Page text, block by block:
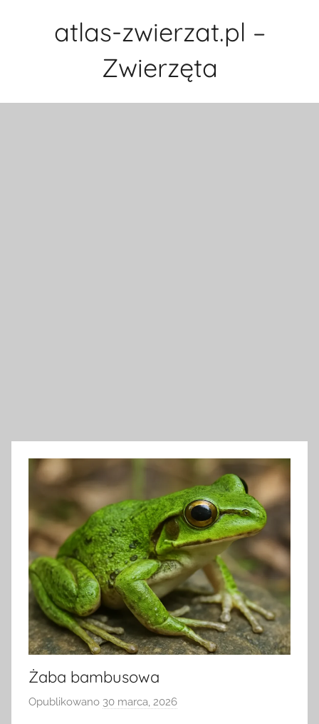
atlas-zwierzat.pl –
Zwierzęta
Żaba bambusowa
Opublikowano 30 marca, 2026